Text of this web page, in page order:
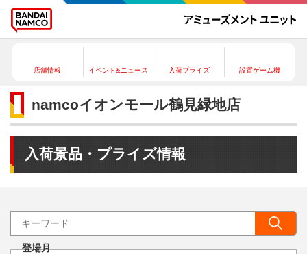
店舗情報 イベント&ニュース 入荷プライズ 設置ゲーム機
namcoイオンモール鶴見緑地店
入荷景品・プライズ情報
登場月